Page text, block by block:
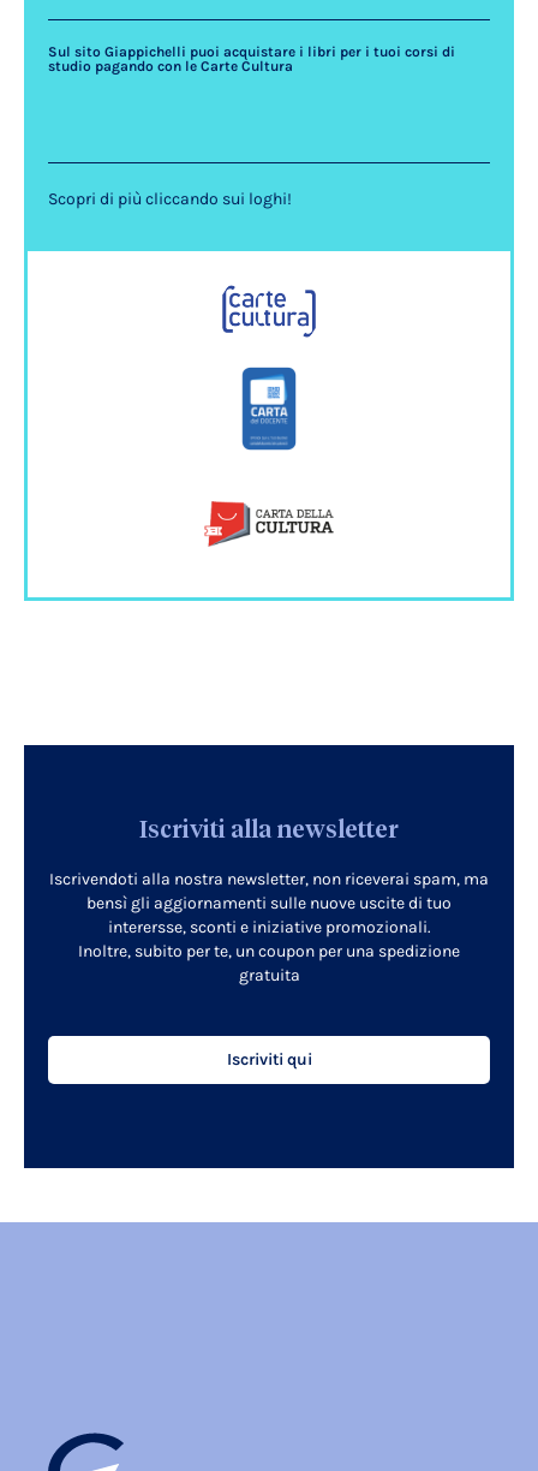
Sul sito Giappichelli puoi acquistare i libri per i tuoi corsi di
studio pagando con le Carte Cultura
Scopri di più cliccando sui loghi!
Iscriviti alla newsletter
Iscrivendoti alla nostra newsletter, non riceverai spam, ma
bensì gli aggiornamenti sulle nuove uscite di tuo
interersse, sconti e iniziative promozionali.
Inoltre, subito per te, un coupon per una spedizione
gratuita
Iscriviti qui